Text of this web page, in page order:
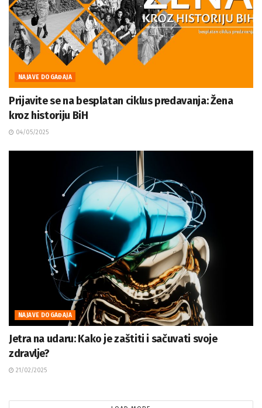
NAJAVE DOGAĐAJA
Prijavite se na besplatan ciklus predavanja: Žena
kroz historiju BiH
04/05/2025
NAJAVE DOGAĐAJA
Jetra na udaru: Kako je zaštiti i sačuvati svoje
zdravlje?
21/02/2025